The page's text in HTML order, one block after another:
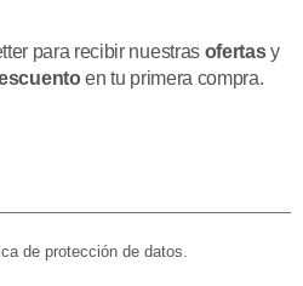
para recibir nuestras ofertasy
en tu primera compra.
de protección de datos.